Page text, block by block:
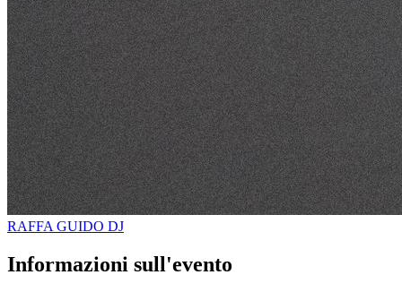
RAFFA GUIDO DJ
Informazioni sull'evento